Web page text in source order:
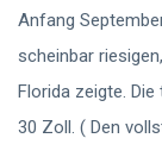
Anfang
scheinbar
Florida zeigte.
30 Zoll. ( Den